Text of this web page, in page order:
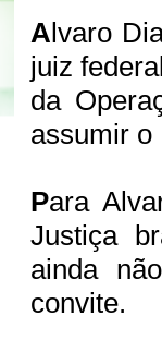
Alvaro
juiz
da
assumir o
Para
Justiça
ainda
convite.